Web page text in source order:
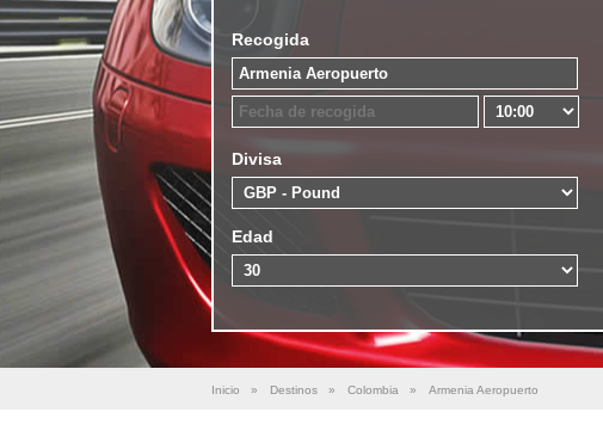
Recogida
Divisa
Edad
Inicio » Destinos » Colombia » Armenia Aeropuerto